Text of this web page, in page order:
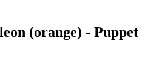
(orange) - Puppet